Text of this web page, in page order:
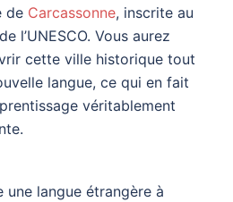
de Carcassonne, inscrite au
l’UNESCO. Vous aurez
cette ville historique tout
langue, ce qui en fait
véritablement
une langue étrangère à